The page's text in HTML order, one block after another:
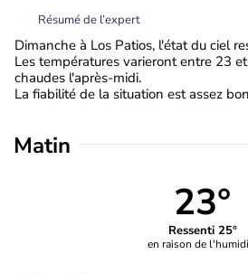
Résumé de l’expert
Dimanche à Los Patios, l'état du ciel
Les températures varieront entre 23
chaudes l'après-midi.
La fiabilité de la situation est assez
Matin
23°
Ressenti 25°
en raison de